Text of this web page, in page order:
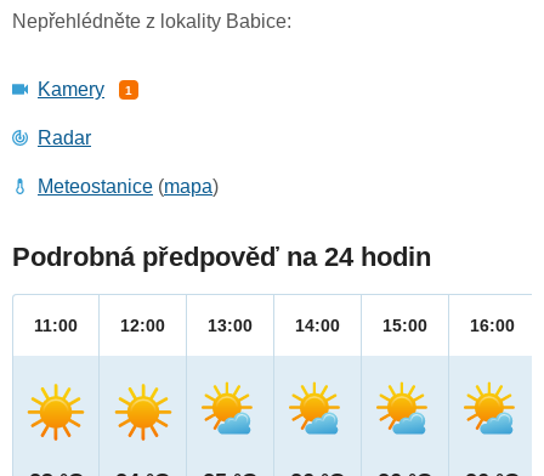
Nepřehlédněte z lokality Babice:
Kamery 1
Radar
Meteostanice (mapa)
Podrobná předpověď na 24 hodin
11:00 12:00 13:00 14:00 15:00 16:00